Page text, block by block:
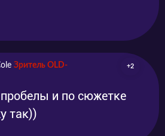
Зритель OLD-
+2
пробелы и по сюжетке
так))